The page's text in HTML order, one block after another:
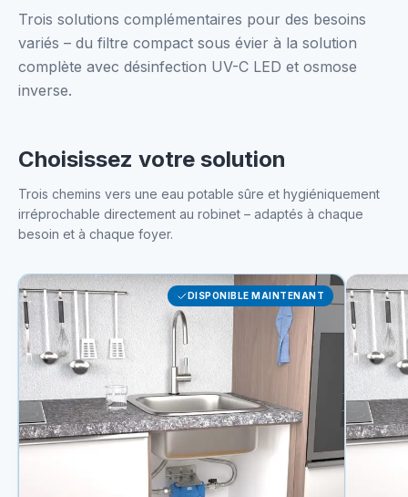
Trois solutions complémentaires pour des besoins
variés – du filtre compact sous évier à la solution
complète avec désinfection UV-C LED et osmose
inverse.
Choisissez votre solution
Trois chemins vers une eau potable sûre et hygiéniquement
irréprochable directement au robinet – adaptés à chaque
besoin et à chaque foyer.
DISPONIBLE MAINTENANT